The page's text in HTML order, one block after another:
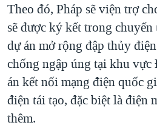
Theo đó, Pháp sẽ viện trợ
sẽ được ký kết trong chuyến
dự án mở rộng đập thủy
chống ngập úng tại khu
án kết nối mạng điện quốc
điện tái tạo, đặc biệt là điện
thêm.